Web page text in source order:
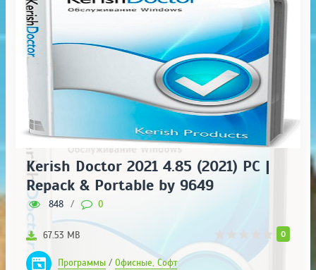
Kerish Doctor 2021 4.85 (2021) PC |
Repack & Portable by 9649
848 / 0
0
67.53 MB
Программы / Офисные, Софт